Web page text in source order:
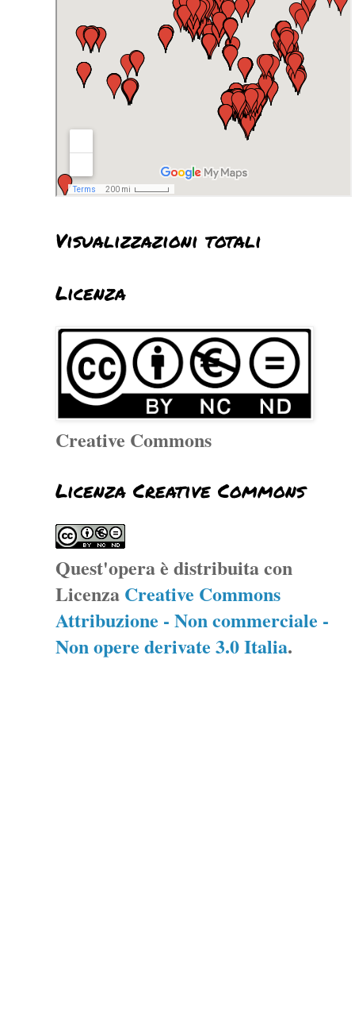
Visualizzazioni totali
Licenza
Creative Commons
Licenza Creative Commons
Quest'opera è distribuita con
Licenza Creative Commons
Attribuzione - Non commerciale -
Non opere derivate 3.0 Italia.